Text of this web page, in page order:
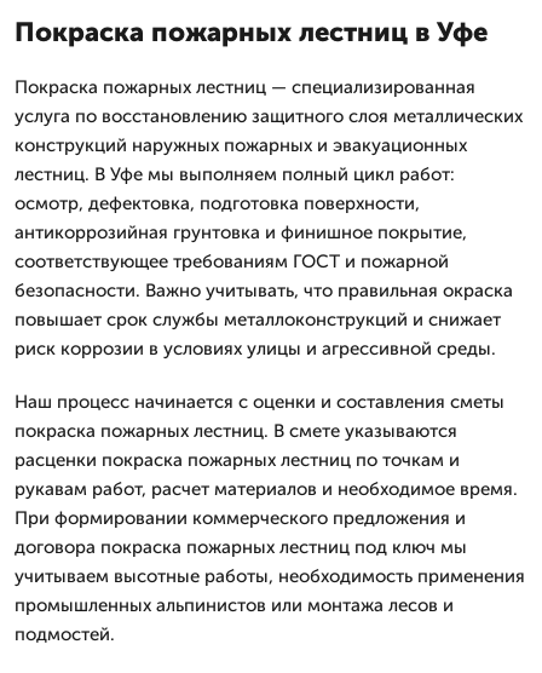
Покраска пожарных лестниц в Уфе
Покраска пожарных лестниц — специализированная
услуга по восстановлению защитного слоя металлических
конструкций наружных пожарных и эвакуационных
лестниц. В Уфе мы выполняем полный цикл работ:
осмотр, дефектовка, подготовка поверхности,
антикоррозийная грунтовка и финишное покрытие,
соответствующее требованиям ГОСТ и пожарной
безопасности. Важно учитывать, что правильная окраска
повышает срок службы металлоконструкций и снижает
риск коррозии в условиях улицы и агрессивной среды.
Наш процесс начинается с оценки и составления сметы
покраска пожарных лестниц. В смете указываются
расценки покраска пожарных лестниц по точкам и
рукавам работ, расчет материалов и необходимое время.
При формировании коммерческого предложения и
договора покраска пожарных лестниц под ключ мы
учитываем высотные работы, необходимость применения
промышленных альпинистов или монтажа лесов и
подмостей.